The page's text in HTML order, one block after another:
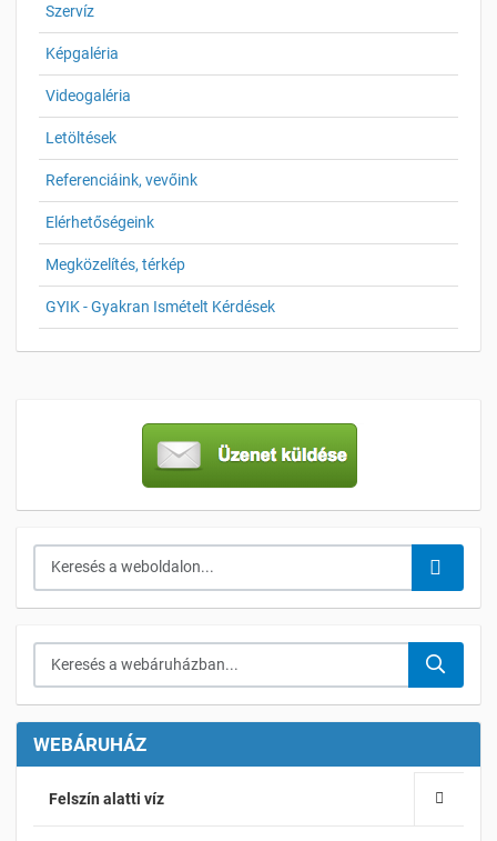
Szervíz
Képgaléria
Videogaléria
Letöltések
Referenciáink, vevőink
Elérhetőségeink
Megközelítés, térkép
GYIK - Gyakran Ismételt Kérdések
Keresés a webáruházban...
WEBÁRUHÁZ
Felszín alatti víz